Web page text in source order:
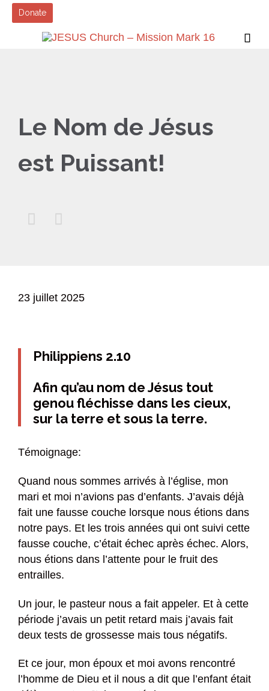
Donate

Le Nom de Jésus
est Puissant!
 
23 juillet 2025
Philippiens 2.10
Afin qu’au nom de Jésus tout
genou fléchisse dans les cieux,
sur la terre et sous la terre.
Témoignage:
Quand nous sommes arrivés à l’église, mon
mari et moi n’avions pas d’enfants. J’avais déjà
fait une fausse couche lorsque nous étions dans
notre pays. Et les trois années qui ont suivi cette
fausse couche, c’était échec après échec. Alors,
nous étions dans l’attente pour le fruit des
entrailles.
Un jour, le pasteur nous a fait appeler. Et à cette
période j’avais un petit retard mais j’avais fait
deux tests de grossesse mais tous négatifs.
Et ce jour, mon époux et moi avons rencontré
l’homme de Dieu et il nous a dit que l’enfant était